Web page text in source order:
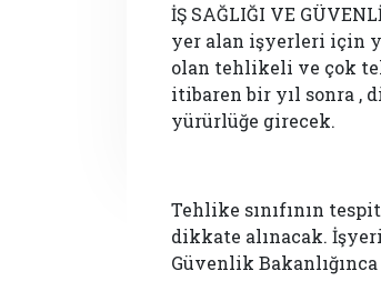
İŞ SAĞLIĞI VE
yer alan işyerleri için
olan tehlikeli ve çok
itibaren bir yıl sonra ,
yürürlüğe girecek.
Tehlike sınıfının
dikkate alınacak.
Güvenlik